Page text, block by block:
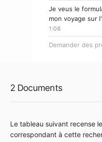
Je veus le
mon voyage sur
1:08
Demander des
2 Documents
Le tableau suivant recense
correspondant à cette